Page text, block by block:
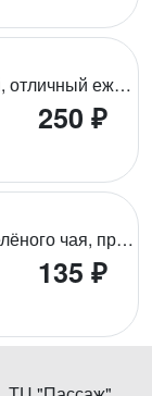
Необычно качественный, отличный ежедневный тонизирующий чай, который собирают и обрабатывают ранней весной исключительно вручную. Замечательно справляется с жаждой, даёт организму энергию на длительное время, с большим содержанием витамина С, чай антиоксидант. Это прекрасное сочетание кисло-сладкого вкуса, тонкого аромата и оздоровительного воздействия на организм. Подходит для неоднократного заваривания.
250 ₽
Очень известный сорт зелёного чая, производимого по японской технологии. Данный сорт собирается только ранней весной, когда чайные листья максимально полны витаминами и микроэлементами, из таких листьев получаются наиболее мягкие по вкусу и душистые чаи. Настой обладает освежающим бархатистым вкусом с лёгкой еле уловимой сладостью и весенним ароматом.
135 ₽